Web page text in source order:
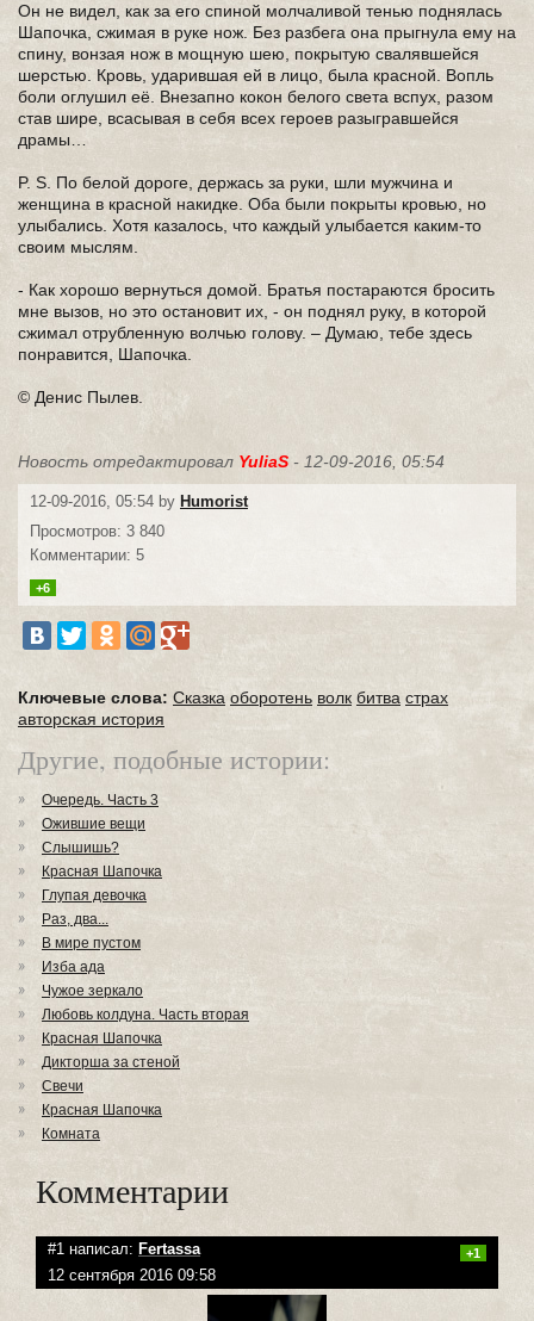
Он не видел, как за его спиной молчаливой тенью поднялась
Шапочка, сжимая в руке нож. Без разбега она прыгнула ему на
спину, вонзая нож в мощную шею, покрытую свалявшейся
шерстью. Кровь, ударившая ей в лицо, была красной. Вопль
боли оглушил её. Внезапно кокон белого света вспух, разом
став шире, всасывая в себя всех героев разыгравшейся
драмы…
P. S. По белой дороге, держась за руки, шли мужчина и
женщина в красной накидке. Оба были покрыты кровью, но
улыбались. Хотя казалось, что каждый улыбается каким-то
своим мыслям.
- Как хорошо вернуться домой. Братья постараются бросить
мне вызов, но это остановит их, - он поднял руку, в которой
сжимал отрубленную волчью голову. – Думаю, тебе здесь
понравится, Шапочка.
© Денис Пылев.
Новость отредактировал YuliaS - 12-09-2016, 05:54
12-09-2016, 05:54 by Humorist
Просмотров: 3 840
Комментарии: 5
+6
Ключевые слова: Сказка оборотень волк битва страх
авторская история
Другие, подобные истории:
Очередь. Часть 3
Ожившие вещи
Слышишь?
Красная Шапочка
Глупая девочка
Раз, два...
В мире пустом
Изба ада
Чужое зеркало
Любовь колдуна. Часть вторая
Красная Шапочка
Дикторша за стеной
Свечи
Красная Шапочка
Комната
Комментарии
#1 написал: Fertassa +1
12 сентября 2016 09:58